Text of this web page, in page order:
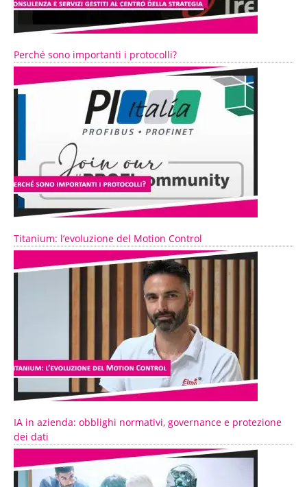
Perché sono importanti i protocolli?
Titanium: l’evoluzione del Motion Control
IA in azienda: obblighi normativi, governance e protezione
dei dati